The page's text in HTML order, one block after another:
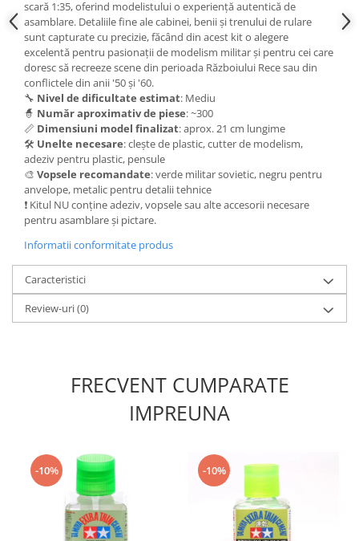
Vallejo Auxiliaries
Vallejo Acrylic Textures
Vopsea la sticluta
Vallejo Liquid Gold
Vallejo Surface Primer
Vallejo Weathering Effects
Vallejo Model Wash
Vallejo Metal Color
AK Interactive
Vopsea Chrome
Real Colors Markers
Auxiliare & Diluanti
Primer (grund)
Solutii Weathering
Sol Diorama
Materiale pentru sol
Apa Diorama
The Army Painter
scară 1:35, oferind modelistului o experiență autentică de
asamblare. Detaliile fine ale cabinei, benii și trenului de rulare
sunt capturate cu precizie, făcând din acest kit o alegere
excelentă pentru pasionații de modelism militar și pentru cei care
doresc să recreeze scene din perioada Războiului Rece sau din
conflictele din anii '50 și '60.
🔧 Nivel de dificultate estimat: Mediu
🧙 Număr aproximativ de piese: ~300
📏 Dimensiuni model finalizat: aprox. 21 cm lungime
🛠️ Unelte necesare: clește de plastic, cutter de modelism,
adeziv pentru plastic, pensule
🎨 Vopsele recomandate: verde militar sovietic, negru pentru
anvelope, metalic pentru detalii tehnice
❗ Kitul NU conține adeziv, vopsele sau alte accesorii necesare
pentru asamblare și pictare.
Informatii conformitate produs
Caracteristici
Review-uri(0)
FRECVENT CUMPARATE
IMPREUNA
-10% -10%